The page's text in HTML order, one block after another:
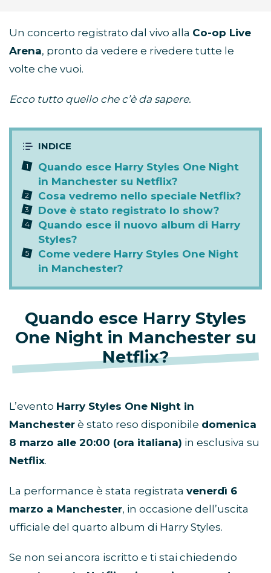
Un concerto registrato dal vivo alla Co-op Live
Arena, pronto da vedere e rivedere tutte le
volte che vuoi.
Ecco tutto quello che c’è da sapere.
Quando esce Harry Styles One Night
in Manchester su Netflix?
Cosa vedremo nello speciale Netflix?
Dove è stato registrato lo show?
Quando esce il nuovo album di Harry
Styles?
Come vedere Harry Styles One Night
in Manchester?
Quando esce Harry Styles
One Night in Manchester su
Netflix?
L’evento Harry Styles One Night in
Manchester è stato reso disponibile domenica
8 marzo alle 20:00 (ora italiana) in esclusiva su
Netflix.
La performance è stata registrata venerdì 6
marzo a Manchester, in occasione dell’uscita
ufficiale del quarto album di Harry Styles.
Se non sei ancora iscritto e ti stai chiedendo